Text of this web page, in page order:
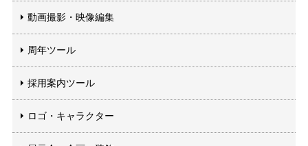
動画撮影・映像編集
周年ツール
採用案内ツール
ロゴ・キャラクター